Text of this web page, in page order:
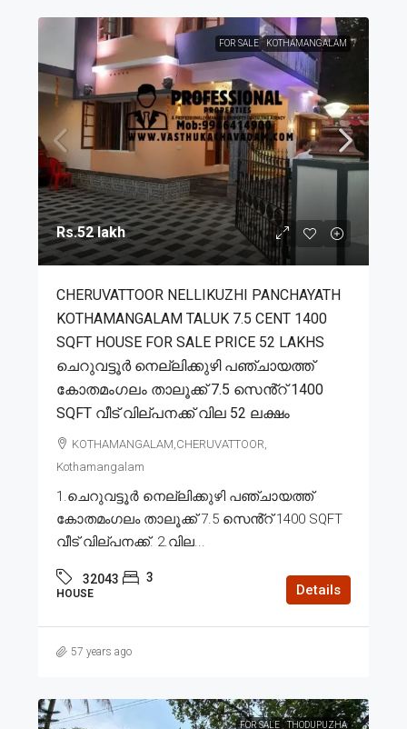
FOR SALE KOTHAMANGALAM
Rs.52 lakh
CHERUVATTOOR NELLIKUZHI PANCHAYATH
KOTHAMANGALAM TALUK 7.5 CENT 1400
SQFT HOUSE FOR SALE PRICE 52 LAKHS
ചെറുവട്ടൂർ നെല്ലിക്കുഴി പഞ്ചായത്ത്
കോതമംഗലം താലൂക്ക് 7.5 സെൻ്റ് 1400
SQFT വീട് വില്പനക്ക് വില 52 ലക്ഷം
KOTHAMANGALAM,CHERUVATTOOR,
Kothamangalam
1.ചെറുവട്ടൂർ നെല്ലിക്കുഴി പഞ്ചായത്ത്
കോതമംഗലം താലൂക്ക് 7.5 സെൻ്റ് 1400 SQFT
വീട് വില്പനക്ക്. 2.വില...
32043 3
HOUSE Details
57 years ago
FOR SALE THODUPUZHA